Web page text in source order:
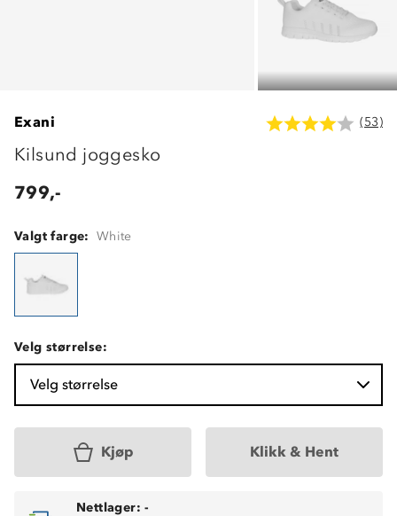
Exani (53)
Kilsund joggesko
799,-
Valgt farge: White
Velg størrelse:
Velg størrelse
Kjøp Klikk & Hent
Nettlager: -